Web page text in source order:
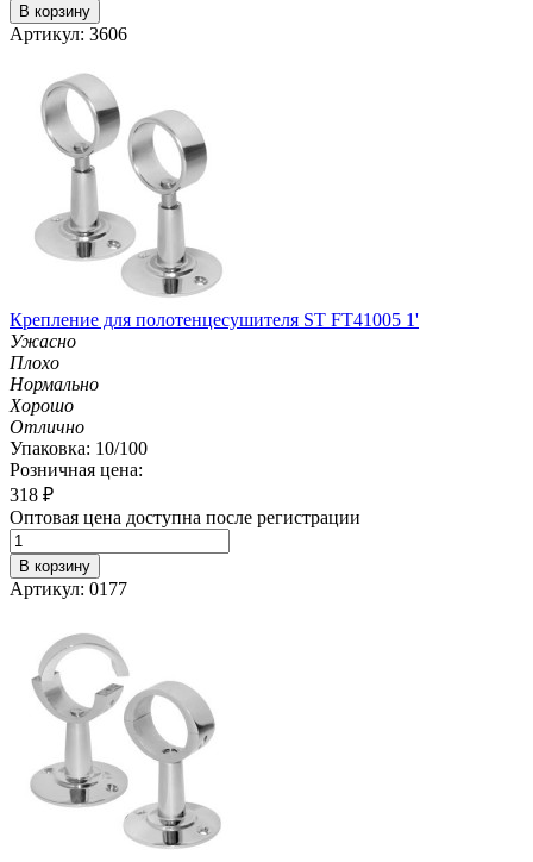
В корзину
Артикул: 3606
Крепление для полотенцесушителя ST FT41005 1'
Ужасно
Плохо
Нормально
Хорошо
Отлично
Упаковка: 10/100
Розничная цена:
318 ₽
Оптовая цена доступна после регистрации
В корзину
Артикул: 0177